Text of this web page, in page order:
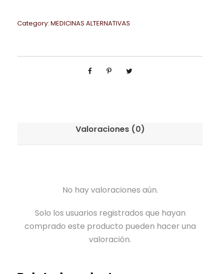
Category: MEDICINAS ALTERNATIVAS
Valoraciones (0)
No hay valoraciones aún.
Solo los usuarios registrados que hayan
comprado este producto pueden hacer una
valoración.